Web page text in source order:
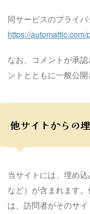
同サービスのプライバ
https://automattic.com/
なお、コメントが承
ントとともに一般公開
他サイトからの
当サイトには、埋め
など）が含まれます
は、訪問者がそのサ